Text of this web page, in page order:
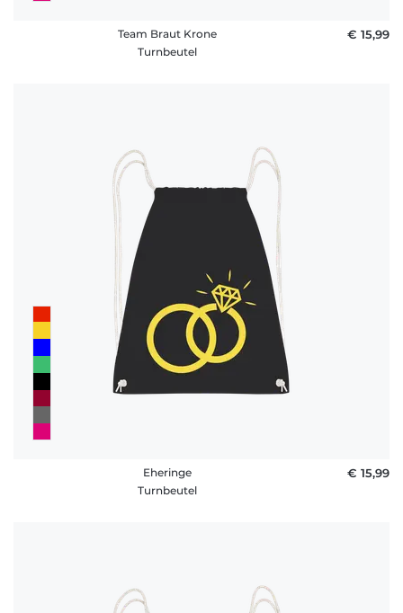
Team Braut Krone
Turnbeutel
€ 15,99
Eheringe
Turnbeutel
€ 15,99